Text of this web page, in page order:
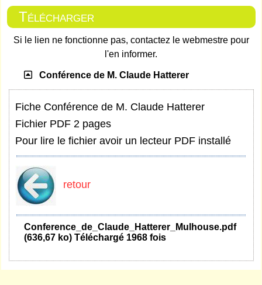
Télécharger
Si le lien ne fonctionne pas, contactez le webmestre pour
l'en informer.
Conférence de M. Claude Hatterer
Fiche Conférence de M. Claude Hatterer
Fichier PDF 2 pages
Pour lire le fichier avoir un lecteur PDF installé
retour
Conference_de_Claude_Hatterer_Mulhouse.pdf
(636,67 ko) Téléchargé 1968 fois